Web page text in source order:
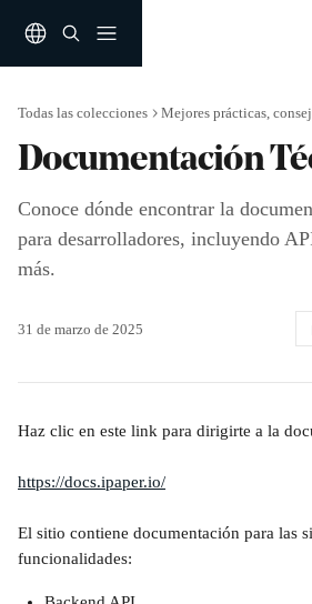
Todas las colecciones Mejores prácticas,
Documentación
Conoce dónde encontrar la
para desarrolladores, incluyendo
más.
31 de marzo de 2025
Haz clic en este link para dirigirte a la
https://docs.ipaper.io/
El sitio contiene documentación para las
funcionalidades: